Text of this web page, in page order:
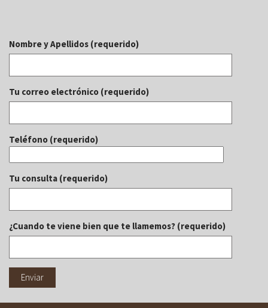
Nombre y Apellidos (requerido)
Tu correo electrónico (requerido)
Teléfono (requerido)
Tu consulta (requerido)
¿Cuando te viene bien que te llamemos? (requerido)